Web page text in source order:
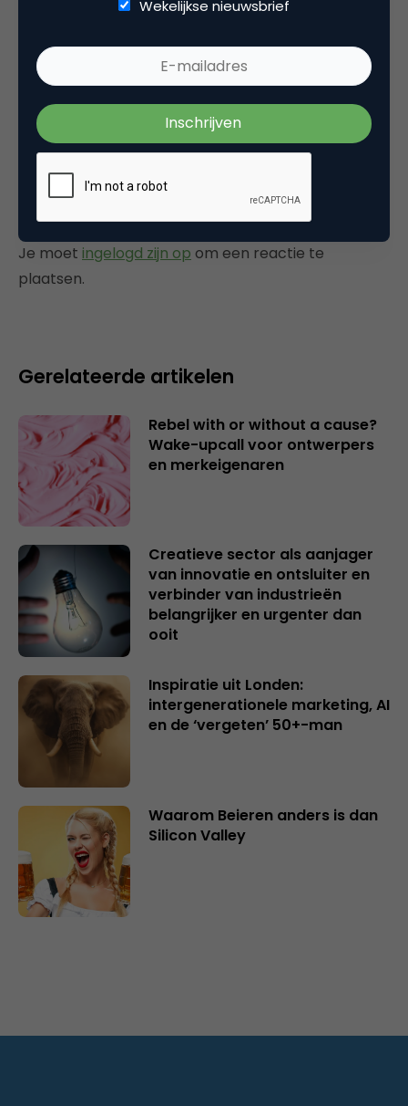
Categorie
Commerce
Je moet ingelogd zijn op om een reactie te
plaatsen.
Gerelateerde artikelen
Rebel with or without a cause?
Wake-upcall voor ontwerpers
en merkeigenaren
Creatieve sector als aanjager
van innovatie en ontsluiter en
verbinder van industrieën
belangrijker en urgenter dan
ooit
Inspiratie uit Londen:
intergenerationele marketing, AI
en de ‘vergeten’ 50+-man
Waarom Beieren anders is dan
Silicon Valley
Wekelijkse nieuwsbrief